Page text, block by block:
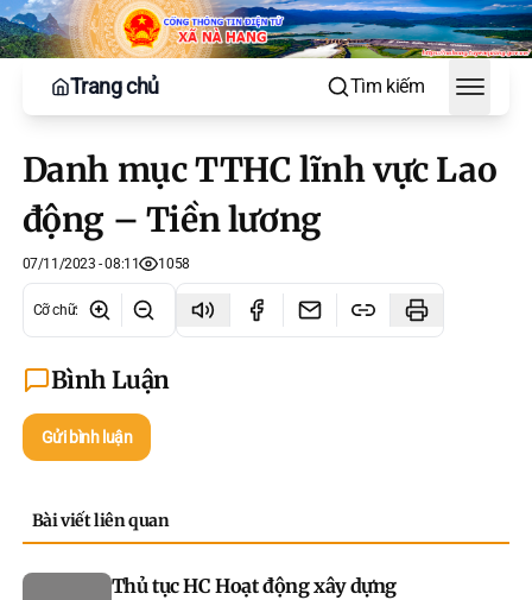
Trang chủ Tìm kiếm
Toggle
Danh mục TTHC lĩnh vực Lao
động – Tiền lương
07/11/2023 - 08:11 1058
Cỡ chữ:
Bình Luận
Gửi bình luận
Bài viết liên quan
Thủ tục HC Hoạt động xây dựng